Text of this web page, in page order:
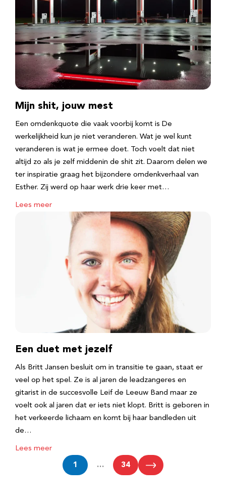
Mijn shit, jouw mest
Een omdenkquote die vaak voorbij komt is De
werkelijkheid kun je niet veranderen. Wat je wel kunt
veranderen is wat je ermee doet. Toch voelt dat niet
altijd zo als je zelf middenin de shit zit. Daarom delen we
ter inspiratie graag het bijzondere omdenkverhaal van
Esther. Zij werd op haar werk drie keer met…
Lees meer
Een duet met jezelf
Als Britt Jansen besluit om in transitie te gaan, staat er
veel op het spel. Ze is al jaren de leadzangeres en
gitarist in de succesvolle Leif de Leeuw Band maar ze
voelt ook al jaren dat er iets niet klopt. Britt is geboren in
het verkeerde lichaam en komt bij haar bandleden uit
de…
Lees meer
1 … 34